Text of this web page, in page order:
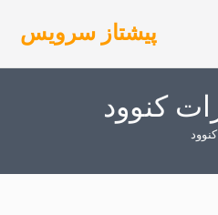
پیشتاز سرویس
کنوود